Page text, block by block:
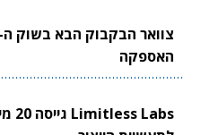
האספקה